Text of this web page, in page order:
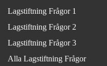
Lagstiftning Frågor 1
Lagstiftning Frågor 2
Lagstiftning Frågor 3
Alla Lagstiftning Frågor